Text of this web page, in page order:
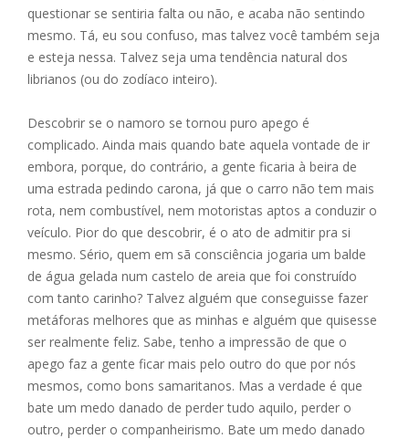
questionar se sentiria falta ou não, e acaba não sentindo
mesmo. Tá, eu sou confuso, mas talvez você também seja
e esteja nessa. Talvez seja uma tendência natural dos
librianos (ou do zodíaco inteiro).
Descobrir se o namoro se tornou puro apego é
complicado. Ainda mais quando bate aquela vontade de ir
embora, porque, do contrário, a gente ficaria à beira de
uma estrada pedindo carona, já que o carro não tem mais
rota, nem combustível, nem motoristas aptos a conduzir o
veículo. Pior do que descobrir, é o ato de admitir pra si
mesmo. Sério, quem em sã consciência jogaria um balde
de água gelada num castelo de areia que foi construído
com tanto carinho? Talvez alguém que conseguisse fazer
metáforas melhores que as minhas e alguém que quisesse
ser realmente feliz. Sabe, tenho a impressão de que o
apego faz a gente ficar mais pelo outro do que por nós
mesmos, como bons samaritanos. Mas a verdade é que
bate um medo danado de perder tudo aquilo, perder o
outro, perder o companheirismo. Bate um medo danado